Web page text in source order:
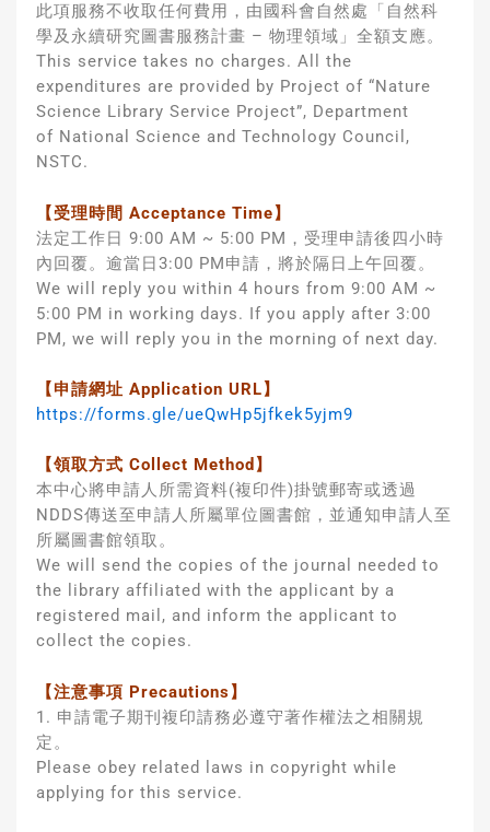
此項服務不收取任何費用，由國科會自然處「自然科
學及永續研究圖書服務計畫 – 物理領域」全額支應。
This service takes no charges. All the
expenditures are provided by Project of “Nature
Science Library Service Project”, Department
of National Science and Technology Council,
NSTC.
【受理時間 Acceptance Time】
法定工作日 9:00 AM ~ 5:00 PM，受理申請後四小時
內回覆。逾當日3:00 PM申請，將於隔日上午回覆。
We will reply you within 4 hours from 9:00 AM ~
5:00 PM in working days. If you apply after 3:00
PM, we will reply you in the morning of next day.
【申請網址 Application URL】
https://forms.gle/ueQwHp5jfkek5yjm9
【領取方式 Collect Method】
本中心將申請人所需資料(複印件)掛號郵寄或透過
NDDS傳送至申請人所屬單位圖書館，並通知申請人至
所屬圖書館領取。
We will send the copies of the journal needed to
the library affiliated with the applicant by a
registered mail, and inform the applicant to
collect the copies.
【注意事項 Precautions】
1. 申請電子期刊複印請務必遵守著作權法之相關規
定。
Please obey related laws in copyright while
applying for this service.